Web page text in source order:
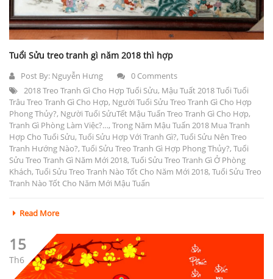
Tuổi Sửu treo tranh gì năm 2018 thì hợp
Post By: Nguyễn Hưng
0 Comments
2018 Treo Tranh Gì Cho Hợp Tuổi Sửu, Mậu Tuất 2018 Tuổi Tuổi
Trâu Treo Tranh Gì Cho Hợp, Người Tuổi Sửu Treo Tranh Gì Cho Hợp
Phong Thủy?, Người Tuổi SửuTết Mậu Tuấn Treo Tranh Gì Cho Hợp,
Tranh Gì Phòng Làm Việc?…, Trong Năm Mậu Tuấn 2018 Mua Tranh
Hợp Cho Tuổi Sửu, Tuổi Sửu Hợp Với Tranh Gì?, Tuổi Sửu Nên Treo
Tranh Hướng Nào?, Tuổi Sửu Treo Tranh Gì Hợp Phong Thủy?, Tuổi
Sửu Treo Tranh Gì Năm Mới 2018, Tuổi Sửu Treo Tranh Gì Ở Phòng
Khách, Tuổi Sửu Treo Tranh Nào Tốt Cho Năm Mới 2018, Tuổi Sửu Treo
Tranh Nào Tốt Cho Năm Mới Mậu Tuấn
Read More
15
Th6